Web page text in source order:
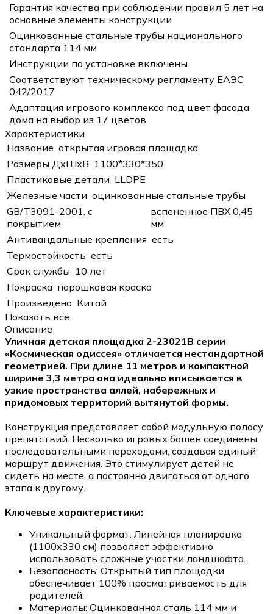
Гарантия качества при соблюдении правил 5 лет на
основные элементы конструкции
Оцинкованные стальные трубы национального
стандарта 114 мм
Инструкции по установке включены
Соответствуют техническому регламенту ЕАЭС
042/2017
Адаптация игрового комплекса под цвет фасада
дома на выбор из 17 цветов
Характеристики
Название открытая игровая площадка
Размеры ДхШхВ 1100*330*350
Пластиковые детали LLDPE
Железные части оцинкованные стальные трубы
GB/T3091-2001, с
покрытием
вспененное ПВХ 0,45
мм
Антивандальные крепления есть
Термостойкость есть
Срок службы 10 лет
Покраска порошковая краска
Произведено Китай
Показать всё
Описание
Уличная детская площадка 2-23021B серии
«Космическая одиссея» отличается нестандартной
геометрией. При длине 11 метров и компактной
ширине 3,3 метра она идеально вписывается в
узкие пространства аллей, набережных и
придомовых территорий вытянутой формы.
Конструкция представляет собой модульную полосу
препятствий. Несколько игровых башен соединены
последовательными переходами, создавая единый
маршрут движения. Это стимулирует детей не
сидеть на месте, а постоянно двигаться от одного
этапа к другому.
Ключевые характеристики:
Уникальный формат: Линейная планировка
(1100х330 см) позволяет эффективно
использовать сложные участки ландшафта.
Безопасность: Открытый тип площадки
обеспечивает 100% просматриваемость для
родителей.
Материалы: Оцинкованная сталь 114 мм и